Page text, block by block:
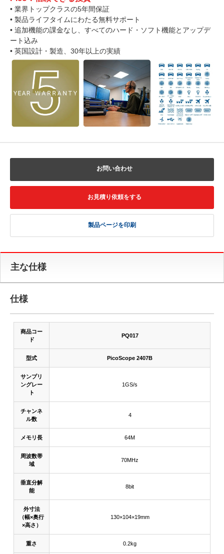
• 業界トップクラスの5年間保証
• 製品ライフタイムにわたる無料サポート
• 追加機能の課金なし、すべてのハード・ソフト機能とアップデ
ート込み
• 英国設計・製造、30年以上の実績
お問い合わせ
お見積り依頼をする
製品ページを印刷
主な仕様
仕様
商品コー
ド
PQ017
型式 PicoScope 2407B
サンプリ
ングレー
ト
1GS/s
チャンネ
ル数
4
メモリ長 64M
周波数帯
域
70MHz
垂直分解
能
8bit
外寸法
（幅×奥行
×高さ）
130×104×19mm
重さ 0.2kg